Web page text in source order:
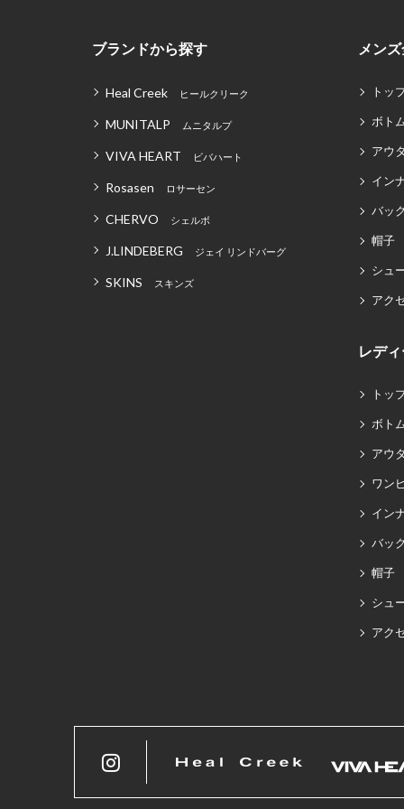
ブランドから探す
Heal Creek ヒールクリーク
MUNITALP ムニタルプ
VIVA HEART ビバハート
Rosasen ロサーセン
CHERVO シェルボ
J.LINDEBERG ジェイ リンドバーグ
SKINS スキンズ
メン
トッ
ボト
アウ
イン
バッ
帽子
シュ
アク
レデ
トッ
ボト
アウ
ワン
イン
バッ
帽子
シュ
アク